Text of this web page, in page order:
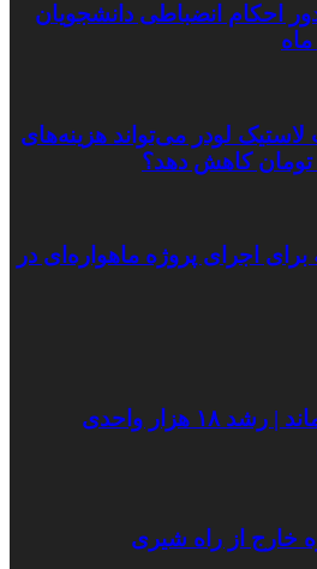
احکام انضباطی دانشجویان
لودر می‌تواند هزینه‌های
تومان کاهش دهد؟
برای اجرای پروژه ماهواره‌ای در
چراغ بورس سبز ماند | رشد ۱۸ هزار واحدی
خارج از راه شیری